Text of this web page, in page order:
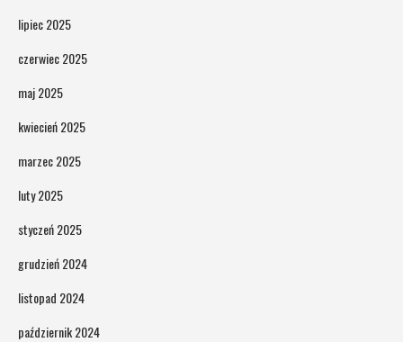
lipiec 2025
czerwiec 2025
maj 2025
kwiecień 2025
marzec 2025
luty 2025
styczeń 2025
grudzień 2024
listopad 2024
październik 2024